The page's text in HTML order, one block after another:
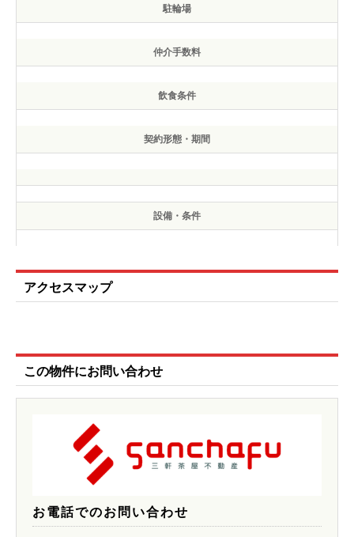
駐輪場
仲介手数料
飲食条件
契約形態・期間
設備・条件
アクセスマップ
この物件にお問い合わせ
お電話でのお問い合わせ